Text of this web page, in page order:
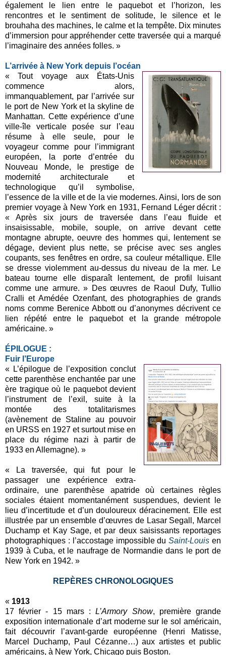
également le lien entre le paquebot et l’horizon, les
rencontres et le sentiment de solitude, le silence et le
brouhaha des machines, le calme et la tempête. Dix minutes
d’immersion pour appréhender cette traversée qui a marqué
l’imaginaire des années folles. »
L’arrivée à New York depuis l’océan
« Tout voyage aux États-Unis
commence alors,
immanquablement, par l’arrivée sur
le port de New York et la skyline de
Manhattan. Cette expérience d’une
ville-île verticale posée sur l’eau
résume à elle seule, pour le
voyageur comme pour l’immigrant
européen, la porte d’entrée du
Nouveau Monde, le prestige de
modernité architecturale et
technologique qu’il symbolise,
l’essence de la ville et de la vie modernes. Ainsi, lors de son
premier voyage à New York en 1931, Fernand Léger décrit :
« Après six jours de traversée dans l’eau fluide et
insaisissable, mobile, souple, on arrive devant cette
montagne abrupte, oeuvre des hommes qui, lentement se
dégage, devient plus nette, se précise avec ses angles
coupants, ses fenêtres en ordre, sa couleur métallique. Elle
se dresse violemment au-dessus du niveau de la mer. Le
bateau tourne elle disparaît lentement, de profil luisant
comme une armure. » Des œuvres de Raoul Dufy, Tullio
Cralli et Amédée Ozenfant, des photographies de grands
noms comme Berenice Abbott ou d’anonymes décrivent ce
lien répété entre le paquebot et la grande métropole
américaine. »
ÉPILOGUE :
Fuir l’Europe
« L’épilogue de l’exposition conclut
cette parenthèse enchantée par une
ère tragique où le paquebot devient
l’instrument de l’exil, suite à la
montée des totalitarismes
(avènement de Staline au pouvoir
en URSS en 1927 et surtout mise en
place du régime nazi à partir de
1933 en Allemagne). »
« La traversée, qui fut pour le
passager une expérience extra-
ordinaire, une parenthèse apatride où certaines règles
sociales étaient momentanément suspendues, devient le
lieu d’incertitude et d’un douloureux déracinement. Elle est
illustrée par un ensemble d’œuvres de Lasar Segall, Marcel
Duchamp et Kay Sage, et par deux saisissants reportages
photographiques : l’accostage impossible duSaint-Louis en
1939 à Cuba, et le naufrage de Normandie dans le port de
New York en 1942. »
REPÈRES CHRONOLOGIQUES
« 1913
17 février - 15 mars :L’Armory Show, première grande
exposition internationale d’art moderne sur le sol américain,
fait découvrir l’avant-garde européenne (Henri Matisse,
Marcel Duchamp, Paul Cézanne…) aux artistes et public
américains, à New York, Chicago puis Boston.